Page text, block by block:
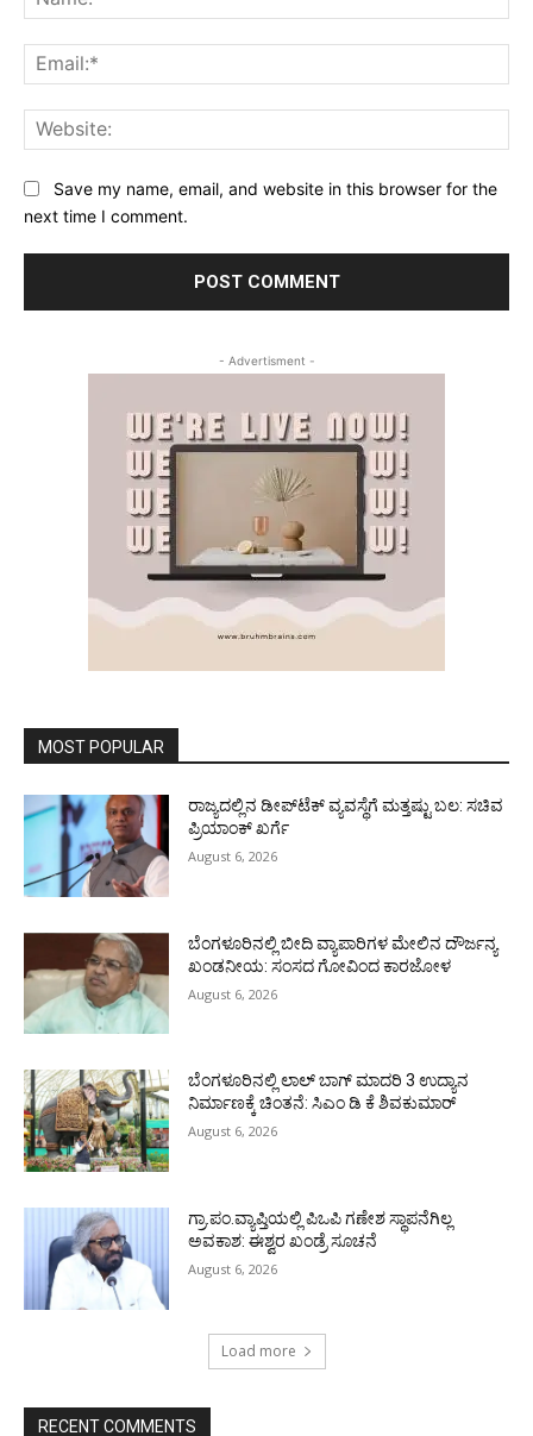
Save my name, email, and website in this browser for the
next time I comment.
- Advertisment -
MOST POPULAR
ರಾಜ್ಯದಲ್ಲಿನ ಡೀಪ್‌ಟೆಕ್‌ ವ್ಯವಸ್ಥೆಗೆ ಮತ್ತಷ್ಟು ಬಲ: ಸಚಿವ
ಪ್ರಿಯಾಂಕ್ ಖರ್ಗೆ
August 6, 2026
ಬೆಂಗಳೂರಿನಲ್ಲಿ ಬೀದಿ ವ್ಯಾಪಾರಿಗಳ ಮೇಲಿನ ದೌರ್ಜನ್ಯ
ಖಂಡನೀಯ: ಸಂಸದ ಗೋವಿಂದ ಕಾರಜೋಳ
August 6, 2026
ಬೆಂಗಳೂರಿನಲ್ಲಿ ಲಾಲ್ ಬಾಗ್ ಮಾದರಿ 3 ಉದ್ಯಾನ
ನಿರ್ಮಾಣಕ್ಕೆ ಚಿಂತನೆ: ಸಿಎಂ ಡಿ ಕೆ ಶಿವಕುಮಾರ್
August 6, 2026
ಗ್ರಾ.ಪಂ.ವ್ಯಾಪ್ತಿಯಲ್ಲಿ ಪಿಒಪಿ ಗಣೇಶ ಸ್ಥಾಪನೆಗಿಲ್ಲ
ಅವಕಾಶ: ಈಶ್ವರ ಖಂಡ್ರೆ ಸೂಚನೆ
August 6, 2026
Load more
RECENT COMMENTS